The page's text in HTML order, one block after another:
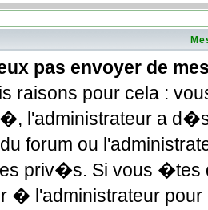
pas envoyer de
raisons pour cela :
l'administrateur a
forum ou
priv�s. Si vous �tes
� l'administrateur